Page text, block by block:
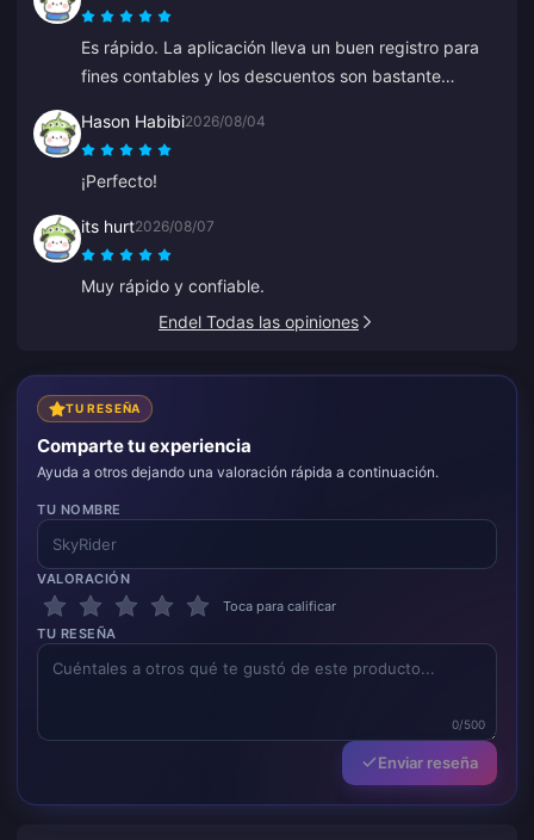
Es rápido. La aplicación lleva un buen registro para
fines contables y los descuentos son bastante
Hason Habibi2026/08/04
¡Perfecto!
its hurt2026/08/07
Muy rápido y confiable.
Endel Todas las opiniones
TU RESEÑA
Comparte tu experiencia
Ayuda a otros dejando una valoración rápida a continuación.
TU NOMBRE
VALORACIÓN
Toca para calificar
TU RESEÑA
0/500
Enviar reseña